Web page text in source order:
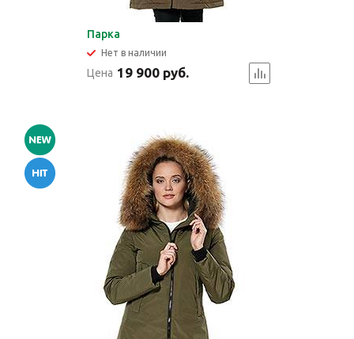
Парка
Нет в наличии
Цена 19 900 руб.